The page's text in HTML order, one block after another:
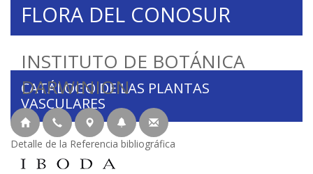
INSTITUTO DE BOTÁNICA
DARWINION
FLORA DEL CONOSUR
CATÁLOGO DE LAS PLANTAS
VASCULARES
Detalle de la Referencia bibliográfica